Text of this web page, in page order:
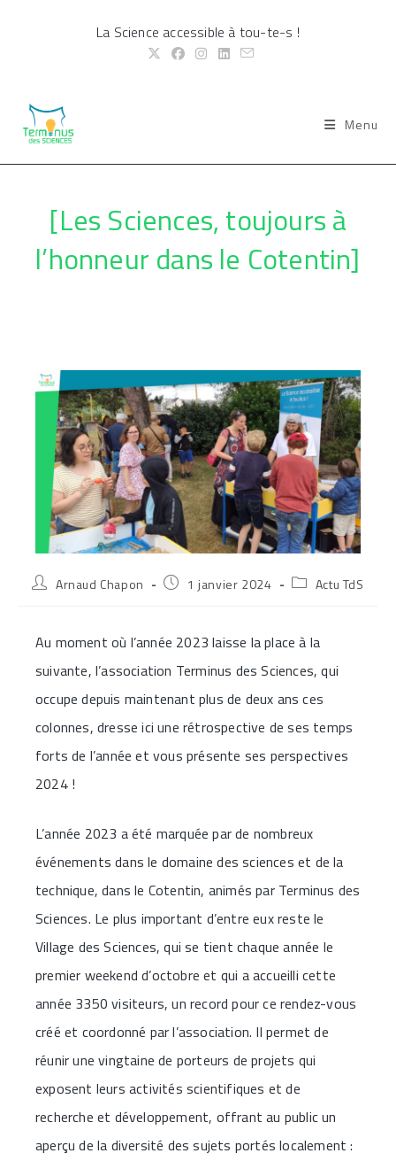
La Science accessible à tou-te-s !
Menu
[Les Sciences, toujours à
l’honneur dans le Cotentin]
Auteur/autrice
Arnaud Chapon
Publication
1 janvier 2024
PostActu TdS
Au moment où l’année 2023 laisse la place à la
suivante, l’association Terminus des Sciences, qui
occupe depuis maintenant plus de deux ans ces
colonnes, dresse ici une rétrospective de ses temps
forts de l’année et vous présente ses perspectives
2024 !
L’année 2023 a été marquée par de nombreux
événements dans le domaine des sciences et de la
technique, dans le Cotentin, animés par Terminus des
Sciences. Le plus important d’entre eux reste le
Village des Sciences, qui se tient chaque année le
premier weekend d’octobre et qui a accueilli cette
année 3350 visiteurs, un record pour ce rendez-vous
créé et coordonné par l’association. Il permet de
réunir une vingtaine de porteurs de projets qui
exposent leurs activités scientifiques et de
recherche et développement, offrant au public un
aperçu de la diversité des sujets portés localement :